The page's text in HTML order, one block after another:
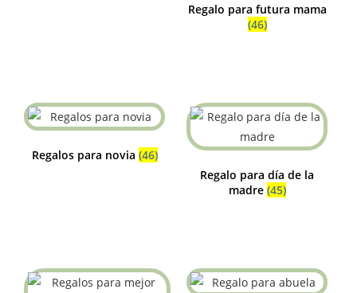
Regalo para futura mama
(46)
Regalos para novia (46)
Regalo para día de la
madre (45)